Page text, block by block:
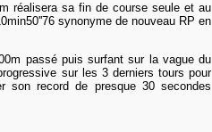
réalisera sa fin de course seule et au
synonyme de nouveau RP en
passé puis surfant sur la vague du
sur les 3 derniers tours pour
son record de presque 30 secondes